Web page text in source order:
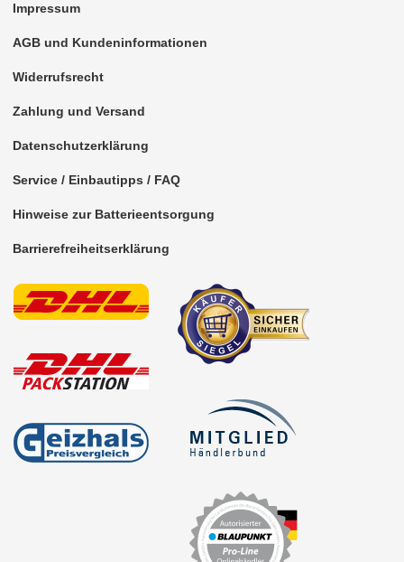
für Chrysler
für Citroen
für Dacia
für Daewoo
für DAF
für Daihatsu
für Dodge
für Fiat
für Ford
für GeneralMotors
Impressum
AGB und Kundeninformationen
Widerrufsrecht
Zahlung und Versand
Datenschutzerklärung
Service / Einbautipps / FAQ
Hinweise zur Batterieentsorgung
Barrierefreiheitserklärung